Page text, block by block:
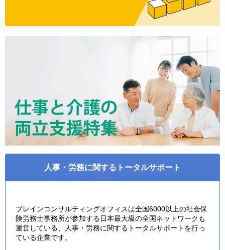
人事・労務に関するトータルサポート
ブレインコンサルティングオフィスは全国6000以上の社会保
険労務士事務所が参加する日本最大級の全国ネットワークも
運営している、人事・労務に関するトータルサポートを行っ
ている企業です。